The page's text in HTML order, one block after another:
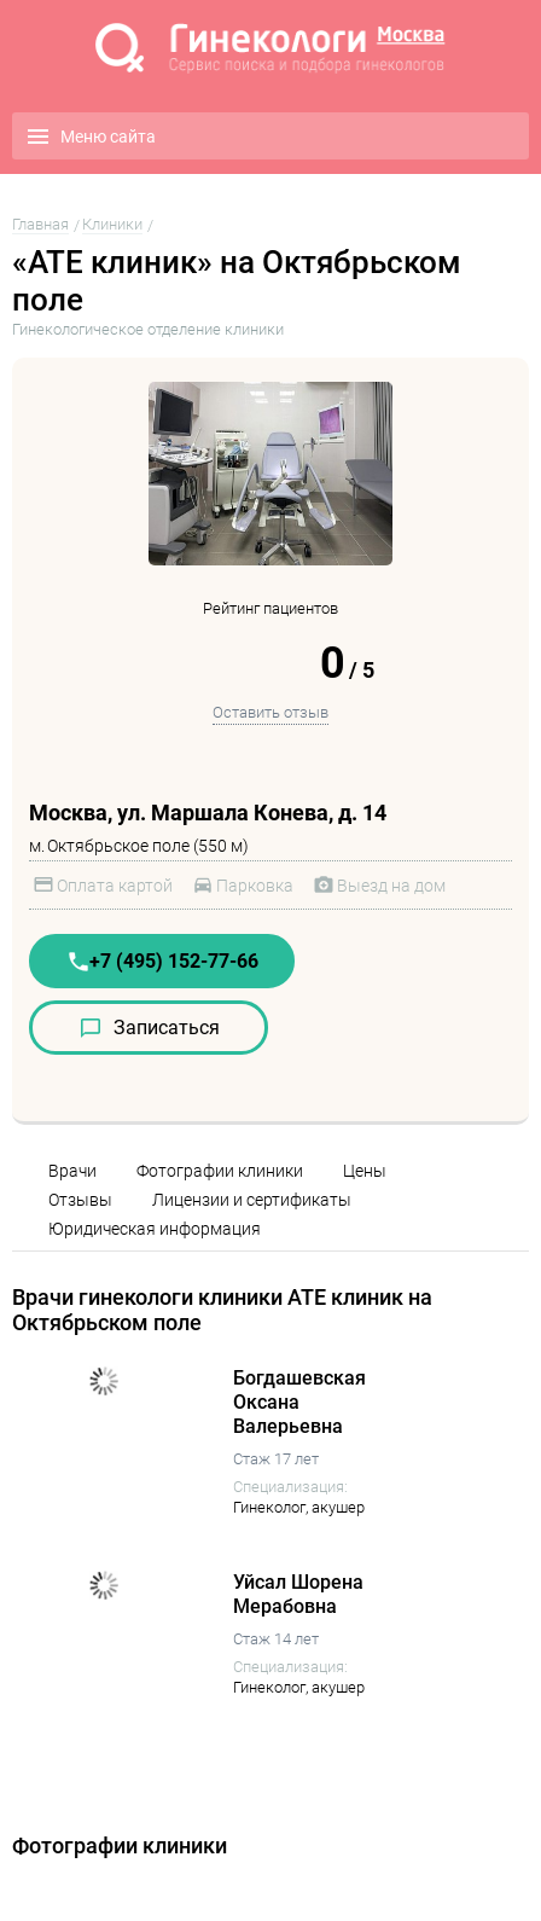
Меню сайта
Главная Клиники
«АТЕ клиник» на Октябрьском
поле
Гинекологическое отделение клиники
Рейтинг пациентов
0 / 5
Оставить отзыв
Москва, ул. Маршала Конева, д. 14
м. Октябрьское поле (550 м)
Оплата картой Парковка Выезд на дом
+7 (495) 152-77-66
Записаться
Врачи Фотографии клиники
Цены
Отзывы
Лицензии и сертификаты
Юридическая информация
Врачи гинекологи клиники АТЕ клиник на
Октябрьском поле
Богдашевская
Оксана
Валерьевна
Стаж 17 лет
Специализация:
Гинеколог, акушер
Уйсал Шорена
Мерабовна
Стаж 14 лет
Специализация:
Гинеколог, акушер
Фотографии клиники